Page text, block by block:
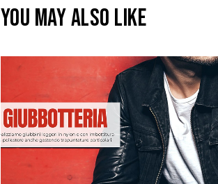
YOU MAY ALSO LIKE